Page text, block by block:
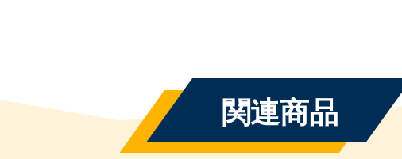
関連商品